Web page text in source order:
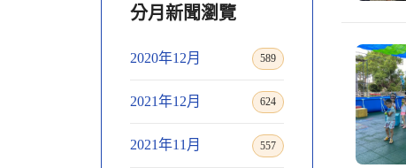
分月新聞瀏覽
2020年12月 589
2021年12月 624
2021年11月 557